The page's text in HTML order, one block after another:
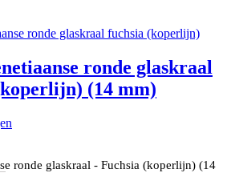
ronde glaskraal
(14 mm)
ronde glaskraal - Fuchsia (koperlijn) (14